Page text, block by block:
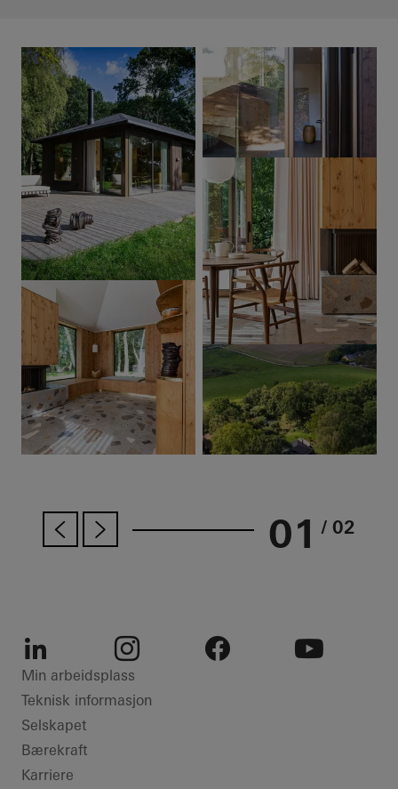
01 / 02
LinkedIn Instagram
Min arbeidsplass
Teknisk informasjon
Selskapet
Bærekraft
Karriere